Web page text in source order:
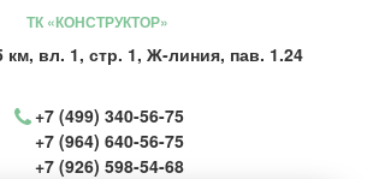
ТК «КОНСТРУКТОР»
вл. 1, стр. 1, Ж-линия, пав. 1.24
+7 (499) 340-56-75
+7 (964) 640-56-75
+7 (926) 598-54-68